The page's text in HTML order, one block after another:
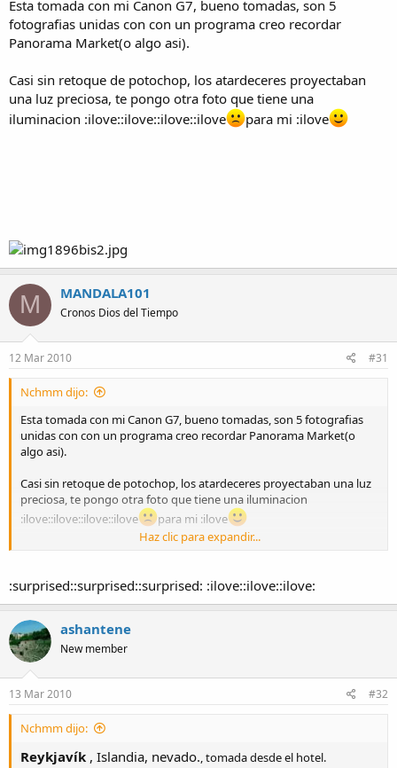
Esta tomada con mi Canon G7, bueno tomadas, son 5
fotografias unidas con con un programa creo recordar
Panorama Market(o algo asi).
Casi sin retoque de potochop, los atardeceres proyectaban
una luz preciosa, te pongo otra foto que tiene una
iluminacion :ilove::ilove::ilove::ilove
para mi :ilove
M MANDALA101
Cronos Dios del Tiempo
12 Mar 2010 #31
Nchmm dijo:
Esta tomada con mi Canon G7, bueno tomadas, son 5 fotografias
unidas con con un programa creo recordar Panorama Market(o
algo asi).
Casi sin retoque de potochop, los atardeceres proyectaban una luz
preciosa, te pongo otra foto que tiene una iluminacion
:ilove::ilove::ilove::ilove
para mi :ilove
Haz clic para expandir...
:surprised::surprised::surprised: :ilove::ilove::ilove:
ashantene
New member
13 Mar 2010 #32
Nchmm dijo:
Reykjavík , Islandia, nevado., tomada desde el hotel.